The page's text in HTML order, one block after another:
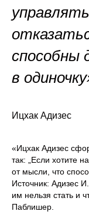
способны
в
Ицхак Адизес
«Ицхак Адизес
так: „Если хотите
от мысли, что
Источник: Адизес
им нельзя стать и
Паблишер.